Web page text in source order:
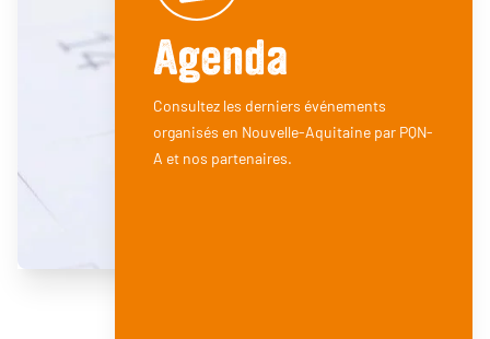
Agenda
Consultez les derniers événements
organisés en Nouvelle-Aquitaine par PQN-
A et nos partenaires.